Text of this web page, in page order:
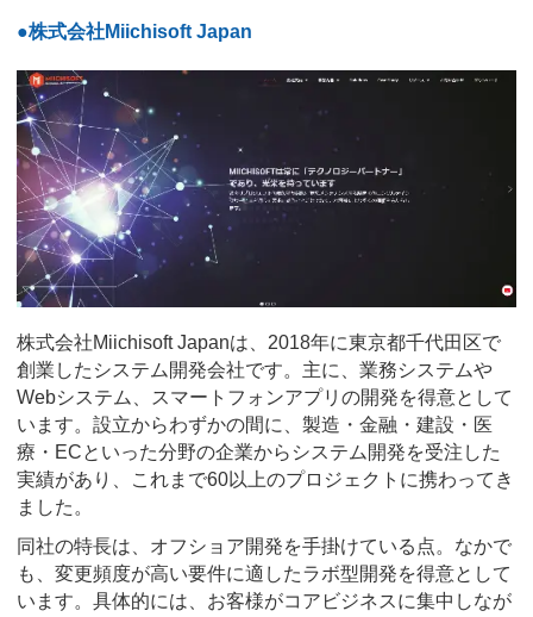
●株式会社Miichisoft Japan
株式会社Miichisoft Japanは、2018年に東京都千代田区で
創業したシステム開発会社です。主に、業務システムや
Webシステム、スマートフォンアプリの開発を得意として
います。設立からわずかの間に、製造・金融・建設・医
療・ECといった分野の企業からシステム開発を受注した
実績があり、これまで60以上のプロジェクトに携わってき
ました。
同社の特長は、オフショア開発を手掛けている点。なかで
も、変更頻度が高い要件に適したラボ型開発を得意として
います。具体的には、お客様がコアビジネスに集中しなが